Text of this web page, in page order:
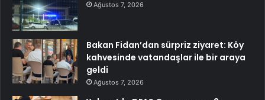
Ağustos 7, 2026
Bakan Fidan’dan sürpriz ziyaret: Köy
kahvesinde vatandaşlar ile bir araya
geldi
Ağustos 7, 2026